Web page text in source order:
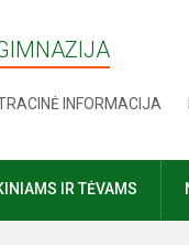
INFORMACIJA
IR TĖVAMS